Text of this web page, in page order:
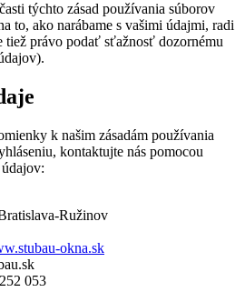
týchto zásad používania súborov
to, ako narábame s vašimi údajmi, radi
tiež právo podať sťažnosť dozornému
k našim zásadám používania
kontaktujte nás pomocou
Ružinov
okna.sk
053